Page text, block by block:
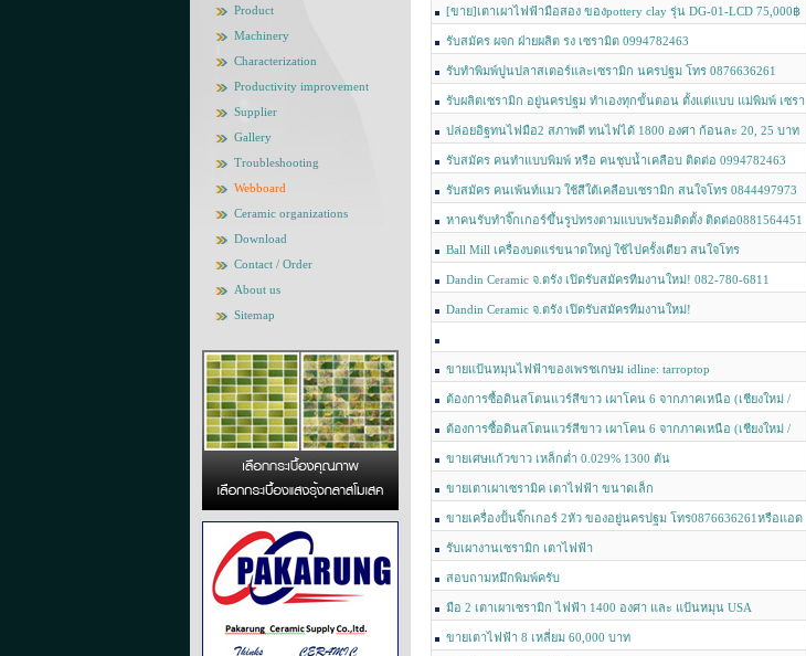
Product
Machinery
Characterization
Productivity improvement
Supplier
Gallery
Troubleshooting
Webboard
Ceramic organizations
Download
Contact / Order
About us
Sitemap
[ขาย]เตาเผาไฟฟ้ามือสอง ของpottery clay รุ่น DG-01-LCD 75,000฿
ใช้งานน้อยรายละเอียดLine ID:Permsap.pk
รับสมัคร ผจก ฝ่ายผลิต รง เซรามิต 0994782463
รับทำพิมพ์ปูนปลาสเตอร์และเซรามิก นครปฐม โทร 0876636261
line:gon121231
รับผลิตเซรามิก อยู่นครปฐม ทำเองทุกขั้นตอน ตั้งแต่แบบ แม่พิมพ์ เซรา
มิก โทร 0876636261 line: gon121231
ปล่อยอิฐทนไฟมือ2 สภาพดี ทนไฟได้ 1800 องศา ก้อนละ 20, 25 บาท
นครปฐม เหมาหมดได้ มีราคาพิเศษ สนใจโทร 080-480-2858
รับสมัคร คนทำแบบพิมพ์ หรือ คนชุบน้ำเคลือบ ติดต่อ 0994782463
รับสมัคร คนเพ้นท์แมว ใช้สีใต้เคลือบเซรามิก สนใจโทร 0844497973
หาคนรับทำจิ๊กเกอร์ขึ้นรูปทรงตามแบบพร้อมติดตั้ง ติดต่อ0881564451
Ball Mill เครื่องบดแร่ขนาดใหญ่ ใช้ไปครั้งเดียว สนใจโทร
Dandin Ceramic จ.ตรัง เปิดรับสมัครทีมงานใหม่! 082-780-6811
Dandin Ceramic จ.ตรัง เปิดรับสมัครทีมงานใหม่!
ขายแป้นหมุนไฟฟ้าของเพรชเกษม idline: tarroptop
ต้องการซื้อดินสโตนแวร์สีขาว เผาโคน 6 จากภาคเหนือ (เชียงใหม่ /
ลำปาง)
ต้องการซื้อดินสโตนแวร์สีขาว เผาโคน 6 จากภาคเหนือ (เชียงใหม่ /
ขายเศษแก้วขาว เหล็กต่ำ 0.029% 1300 ตัน
chaychan@unionglassthai.com
ขายเตาเผาเซรามิค เตาไฟฟ้า ขนาดเล็ก
ขายเครื่องปั้นจิ๊กเกอร์ 2หัว ของอยู่นครปฐม โทร0876636261หรือแอด
ไลน์ gon121231
รับเผางานเซรามิก เตาไฟฟ้า
สอบถามหมึกพิมพ์ครับ
มือ 2 เตาเผาเซรามิก ไฟฟ้า 1400 องศา และ แป้นหมุน USA
ขายเตาไฟฟ้า​ 8​ เหลี่ยม​ 60,000​ บาท